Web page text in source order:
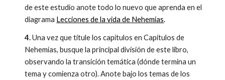
de este estudio anote todo lo nuevo que aprenda en el
diagrama Lecciones de la vida de Nehemías.
4.Una vez que titule los capítulos en Capítulos de
Nehemías, busque la principal división de este libro,
observando la transición temática (dónde termina un
tema y comienza otro). Anote bajo los temas de los